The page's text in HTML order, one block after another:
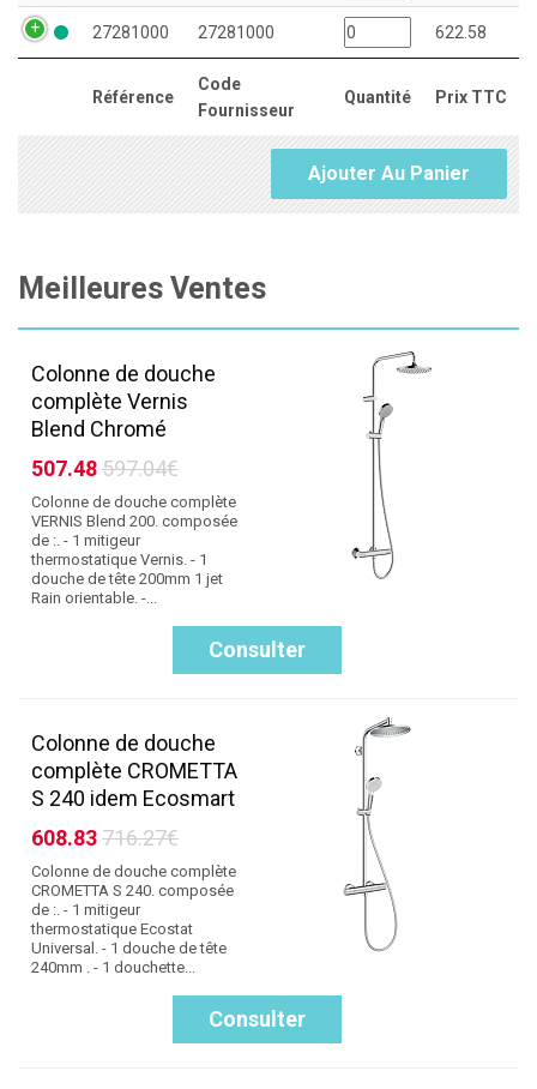
Référence
Code
Fournisseur
Quantité Prix TTC
27281000 27281000 622.58
Ajouter Au Panier
Meilleures Ventes
Colonne de douche
complète Vernis
Blend Chromé
507.48597.04€
Colonne de douche complète
VERNIS Blend 200. composée
de :. - 1 mitigeur
thermostatique Vernis. - 1
douche de tête 200mm 1 jet
Rain orientable. -...
Consulter
Colonne de douche
complète CROMETTA
S 240 idem Ecosmart
608.83716.27€
Colonne de douche complète
CROMETTA S 240. composée
de :. - 1 mitigeur
thermostatique Ecostat
Universal. - 1 douche de tête
240mm . - 1 douchette...
Consulter